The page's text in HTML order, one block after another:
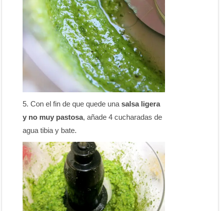
Con el fin de que quede unasalsa ligera
y no muy pastosa, añade 4 cucharadas de
agua tibia y bate.